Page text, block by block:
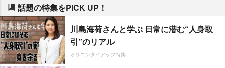
話題の特集をPICK UP！
川島海荷さんと学ぶ 日常に潜む“人身取
引”のリアル
オリコンタイアップ特集